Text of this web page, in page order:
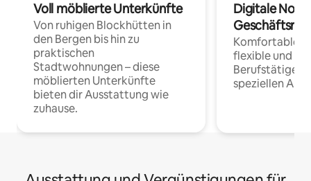
Voll möblierte Unterkünfte
Von ruhigen Blockhütten in
den Bergen bis hin zu
praktischen
Stadtwohnungen – diese
möblierten Unterkünfte
bieten dir Ausstattung wie
zuhause.
Digitale
Komfortable
flexible und
Berufstätige
speziellen